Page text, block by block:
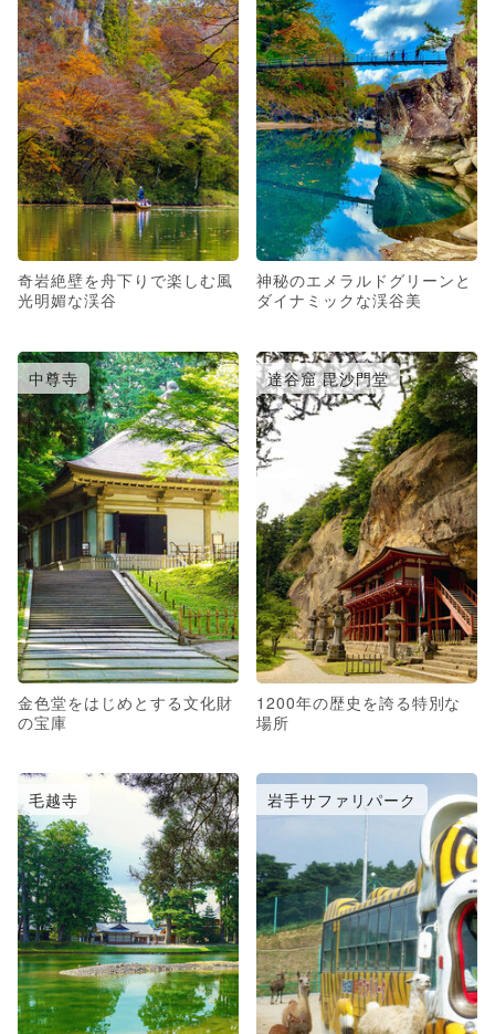
奇岩絶壁を舟下りで楽しむ風
光明媚な渓谷
神秘のエメラルドグリーンと
ダイナミックな渓谷美
中尊寺
金色堂をはじめとする文化財
の宝庫
達谷窟 毘沙門堂
1200年の歴史を誇る特別な
場所
毛越寺 岩手サファリパーク